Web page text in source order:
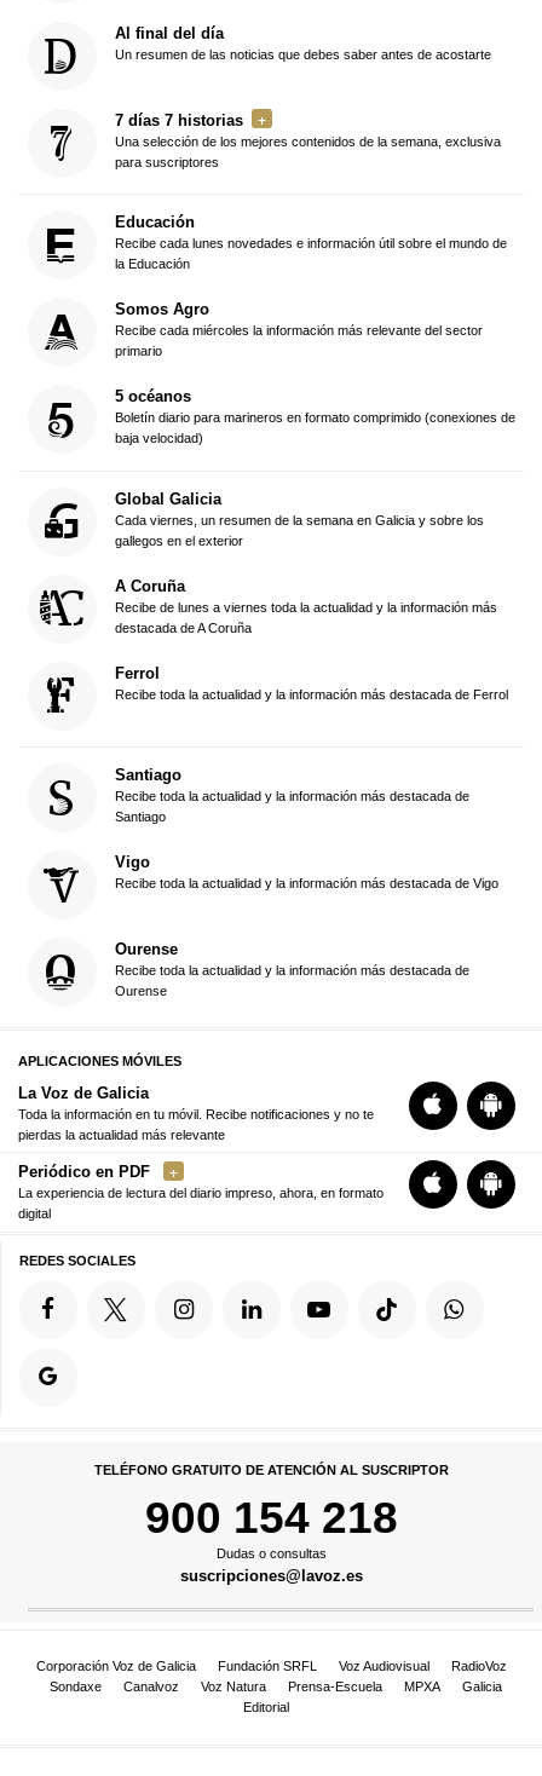
Al final del día
Un resumen de las noticias que debes saber antes de acostarte
7 días 7 historias
Una selección de los mejores contenidos de la semana, exclusiva
para suscriptores
Educación
Recibe cada lunes novedades e información útil sobre el mundo de
la Educación
Somos Agro
Recibe cada miércoles la información más relevante del sector
primario
5 océanos
Boletín diario para marineros en formato comprimido (conexiones de
baja velocidad)
Global Galicia
Cada viernes, un resumen de la semana en Galicia y sobre los
gallegos en el exterior
A Coruña
Recibe de lunes a viernes toda la actualidad y la información más
destacada de A Coruña
Ferrol
Recibe toda la actualidad y la información más destacada de Ferrol
Santiago
Recibe toda la actualidad y la información más destacada de
Santiago
Vigo
Recibe toda la actualidad y la información más destacada de Vigo
Ourense
Recibe toda la actualidad y la información más destacada de
Ourense
APLICACIONES MÓVILES
La Voz de Galicia
Toda la información en tu móvil. Recibe notificaciones y no te
pierdas la actualidad más relevante
Periódico en PDF
La experiencia de lectura del diario impreso, ahora, en formato
digital
REDES SOCIALES
TELÉFONO GRATUITO DE ATENCIÓN AL SUSCRIPTOR
900 154 218
Dudas o consultas
suscripciones@lavoz.es
Corporación Voz de Galicia Fundación SRFL Voz Audiovisual
RadioVoz
Sondaxe
Canalvoz Voz Natura Prensa-Escuela MPXA
Galicia
Editorial